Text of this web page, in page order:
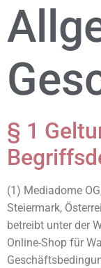
§ 1
(1) Mediadome
Steiermark,
betreibt unter der
Online-Shop für